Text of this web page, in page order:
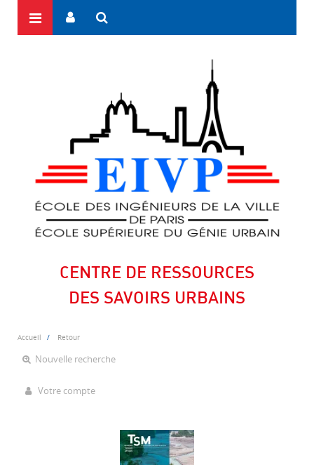
CENTRE DE RESSOURCES
DES SAVOIRS URBAINS
Accueil Retour
Nouvelle recherche
Votre compte